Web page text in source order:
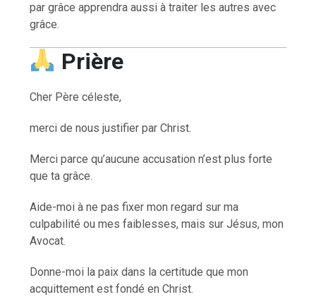
par grâce apprendra aussi à traiter les autres avec
grâce.
Prière
Cher Père céleste,
merci de nous justifier par Christ.
Merci parce qu’aucune accusation n’est plus forte
que ta grâce.
Aide-moi à ne pas fixer mon regard sur ma
culpabilité ou mes faiblesses, mais sur Jésus, mon
Avocat.
Donne-moi la paix dans la certitude que mon
acquittement est fondé en Christ.